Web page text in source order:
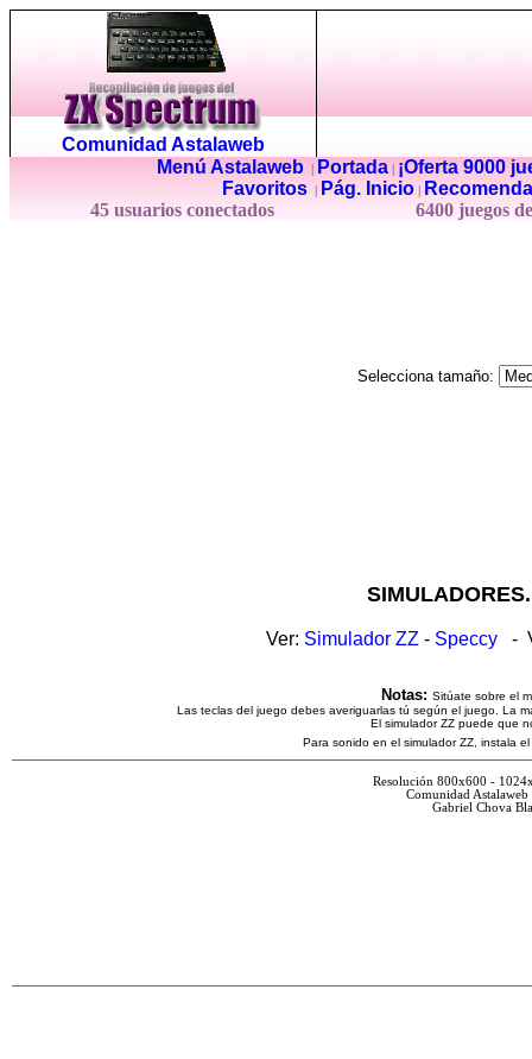
Comunidad Astalaweb
Menú Astalaweb| Portada|
¡Oferta 9000
Favoritos
Pág. Inicio
45 usuarios conectados
6400 juegos
Selecciona tamaño:
Ver: Simulador ZZ - Speccy -
Notas: Sitúate sobre el
Las teclas del juego debes averiguarlas tú según el juego. La
El simulador ZZ puede que
Para sonido en el simulador ZZ, instala
Resolución 800x600 -
Comunidad
Gabriel Chova